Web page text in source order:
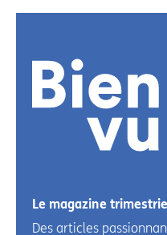
Le magazine
Des articles